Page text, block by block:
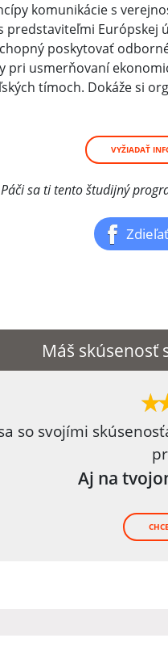
komunikácie s
predstaviteľmi
poskytovať
pri usmerňovaní
tímoch. Dokáže si
VYŽIADAŤ
Páči sa ti tento študijný
Máš
so svojími
Aj na